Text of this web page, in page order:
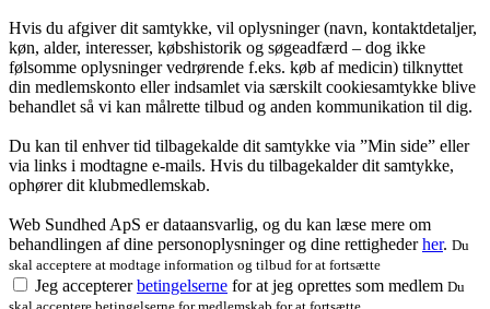
Hvis du afgiver dit samtykke, vil oplysninger (navn, kontaktdetaljer,
køn, alder, interesser, købshistorik og søgeadfærd – dog ikke
følsomme oplysninger vedrørende f.eks. køb af medicin) tilknyttet
din medlemskonto eller indsamlet via særskilt cookiesamtykke blive
behandlet så vi kan målrette tilbud og anden kommunikation til dig.
Du kan til enhver tid tilbagekalde dit samtykke via ”Min side” eller
via links i modtagne e-mails. Hvis du tilbagekalder dit samtykke,
ophører dit klubmedlemskab.
Web Sundhed ApS er dataansvarlig, og du kan læse mere om
behandlingen af dine personoplysninger og dine rettighederher. Du
skal acceptere at modtage information og tilbud for at fortsætte
Jeg acceptererbetingelserne for at jeg oprettes som medlem Du